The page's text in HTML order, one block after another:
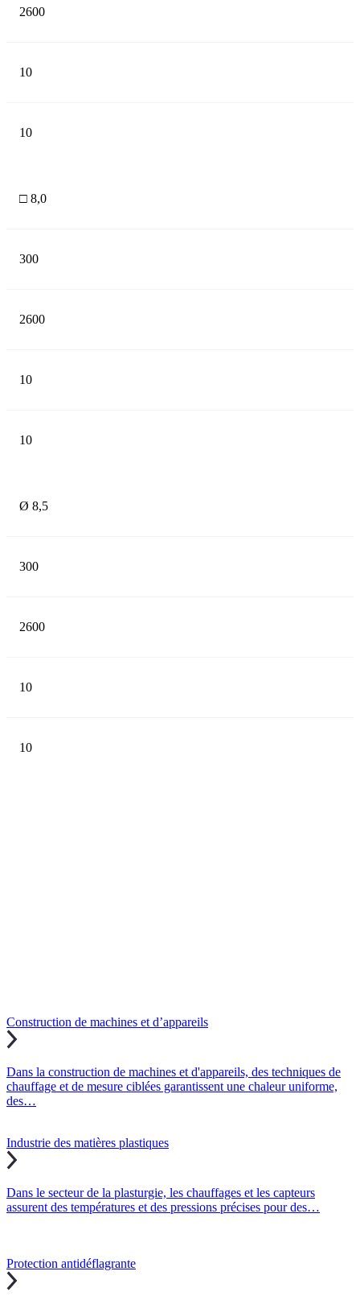
2600
10
10
□ 8,0
300
2600
10
10
Ø 8,5
300
2600
10
10
Construction de machines et d’appareils
Dans la construction de machines et d'appareils, des techniques de
chauffage et de mesure ciblées garantissent une chaleur uniforme,
des…
Industrie des matières plastiques
Dans le secteur de la plasturgie, les chauffages et les capteurs
assurent des températures et des pressions précises pour des…
Protection antidéflagrante